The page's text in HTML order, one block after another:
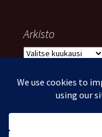
Arkisto
Arkisto